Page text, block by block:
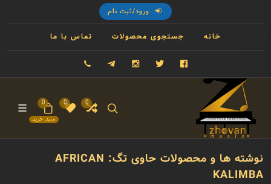
ورود/ثبت نام
خانه جستجوی محصولات تماس با ما
فیسبوک توییتر اینستاگرام تلگرام
0
0
سبد خرید
0
نوشته ها و محصولات حاوی تگ: AFRICAN
KALIMBA